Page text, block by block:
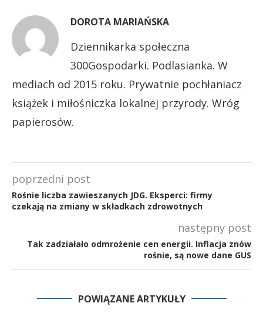
DOROTA MARIAŃSKA
Dziennikarka społeczna
300Gospodarki. Podlasianka. W
mediach od 2015 roku. Prywatnie pochłaniacz
książek i miłośniczka lokalnej przyrody. Wróg
papierosów.
poprzedni post
Rośnie liczba zawieszanych JDG. Eksperci: firmy
czekają na zmiany w składkach zdrowotnych
następny post
Tak zadziałało odmrożenie cen energii. Inflacja znów
rośnie, są nowe dane GUS
POWIĄZANE ARTYKUŁY